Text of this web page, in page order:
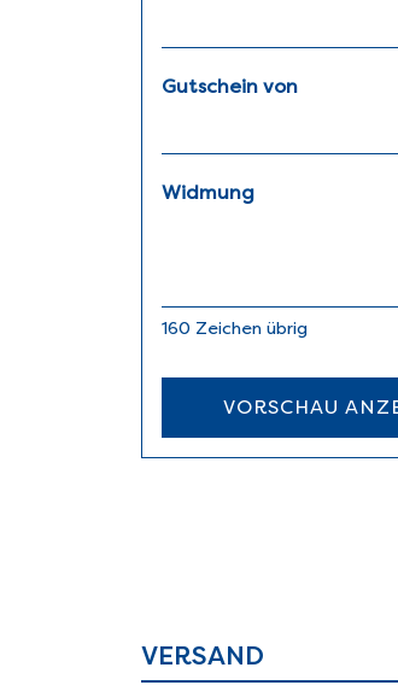
Gutschein von
Widmung
160 Zeichen übrig
VORSCHAU
VERSAND